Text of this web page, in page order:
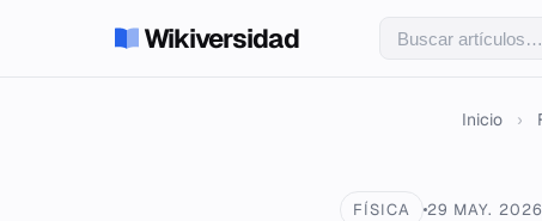
Wikiversidad
Inicio ›
FÍSICA 29 MAY. 2026